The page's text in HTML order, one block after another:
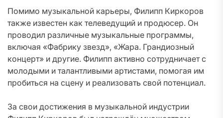
Помимо музыкальной карьеры, Филипп Киркоров
также известен как телеведущий и продюсер. Он
проводил различные музыкальные программы,
включая «Фабрику звезд», «Жара. Грандиозный
концерт» и другие. Филипп активно сотрудничает с
молодыми и талантливыми артистами, помогая им
пробиться на сцену и реализовать свой потенциал.
За свои достижения в музыкальной индустрии